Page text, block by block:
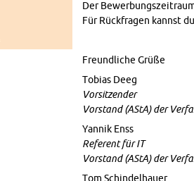
Der
Für Rück­fra­gen kannst
Freund­li­che Grüße
To­bi­as Deeg
Vor­sit­zen­der
Vor­stand (AStA) der
Yan­nik Enss
Re­fe­rent für IT
Vor­stand (AStA) der
Tom Schin­del­hau­er